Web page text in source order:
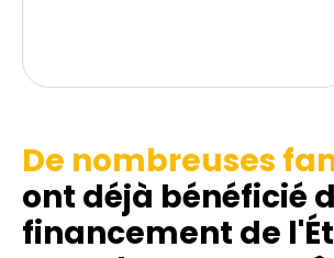
De nombreuses
ont déjà bénéficié
financement de